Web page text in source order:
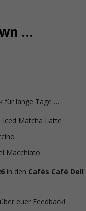
…
für lange Tage …
: Iced Matcha Latte
Macchiato
in den Cafés Café
euer Feedback!